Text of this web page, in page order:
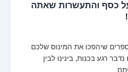
כסף והתעשרות שאתה
שיהפכו את המינוס שלכם
רגע בכנות, בינינו לבין